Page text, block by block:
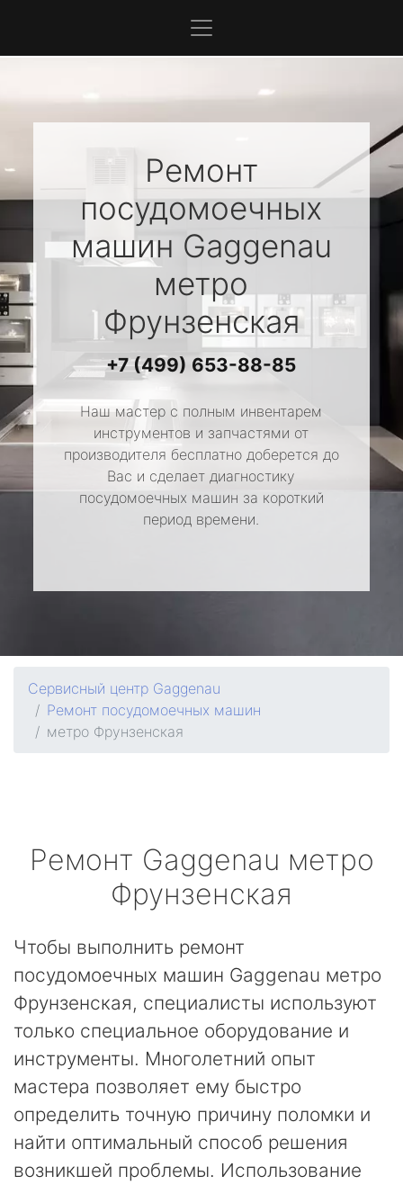
Ремонт
посудомоечных
машин Gaggenau
метро
Фрунзенская
+7 (499) 653-88-85
Наш мастер с полным инвентарем
инструментов и запчастями от
производителя бесплатно доберется до
Вас и сделает диагностику
посудомоечных машин за короткий
период времени.
Сервисный центр Gaggenau
Ремонт посудомоечных машин
метро Фрунзенская
Ремонт Gaggenau метро
Фрунзенская
Чтобы выполнить ремонт
посудомоечных машин Gaggenau метро
Фрунзенская, специалисты используют
только специальное оборудование и
инструменты. Многолетний опыт
мастера позволяет ему быстро
определить точную причину поломки и
найти оптимальный способ решения
возникшей проблемы. Использование